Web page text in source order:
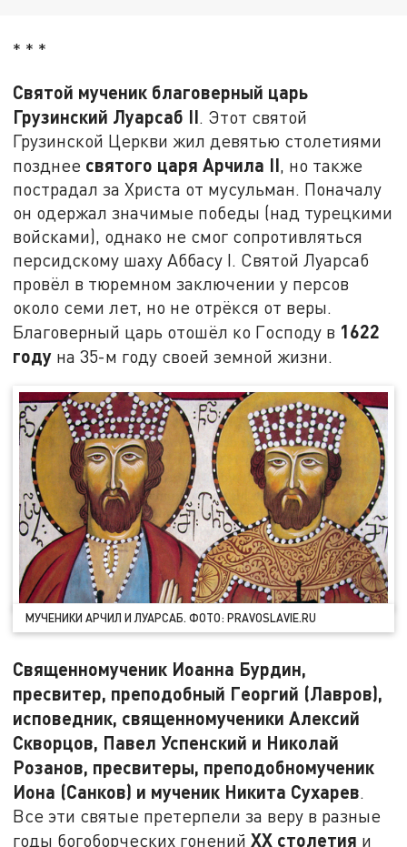
* * *
Святой мученик благоверный царь
Грузинский Луарсаб II. Этот святой
Грузинской Церкви жил девятью столетиями
позднее святого царя Арчила II, но также
пострадал за Христа от мусульман. Поначалу
он одержал значимые победы (над турецкими
войсками), однако не смог сопротивляться
персидскому шаху Аббасу I. Святой Луарсаб
провёл в тюремном заключении у персов
около семи лет, но не отрёкся от веры.
Благоверный царь отошёл ко Господу в 1622
году на 35-м году своей земной жизни.
МУЧЕНИКИ АРЧИЛ И ЛУАРСАБ. ФОТО: PRAVOSLAVIE.RU
Священномученик Иоанна Бурдин,
пресвитер, преподобный Георгий (Лавров),
исповедник, священномученики Алексий
Скворцов, Павел Успенский и Николай
Розанов, пресвитеры, преподобномученик
Иона (Санков) и мученик Никита Сухарев.
Все эти святые претерпели за веру в разные
годы богоборческих гоненийXX столетия и